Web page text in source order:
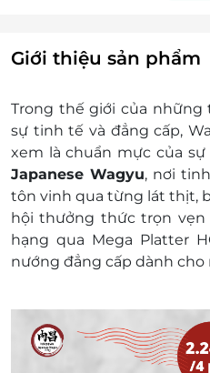
Điều kiện khác:
e-Voucher không
Không áp dụng
khuyến mại khác
Giá bán chưa bao
nhà hàng luôn thu
hàng vui lòng
của nhà hàng.
Giới thiệu sản phẩm
Trong thế giới của
sự tinh tế và đẳng cấp,
xem là chuẩn mực của sự
Japanese Wagyu, nơi
tôn vinh qua từng lát thịt,
hội thưởng thức trọn
hạng qua Mega Platter
nướng đẳng cấp dành